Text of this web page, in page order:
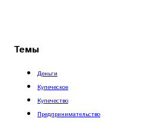
Темы
Деньги
Купеческое
Купечество
Предпринимательство